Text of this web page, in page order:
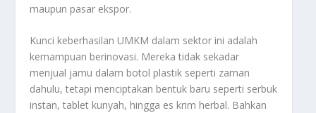
maupun pasar ekspor.
Kunci keberhasilan UMKM dalam sektor ini adalah
kemampuan berinovasi. Mereka tidak sekadar
menjual jamu dalam botol plastik seperti zaman
dahulu, tetapi menciptakan bentuk baru seperti serbuk
instan, tablet kunyah, hingga es krim herbal. Bahkan